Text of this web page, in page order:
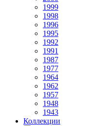
1999
1998
1996
1995
1992
1991
1987
1977
1964
1962
1957
1948
1943
Коллекции